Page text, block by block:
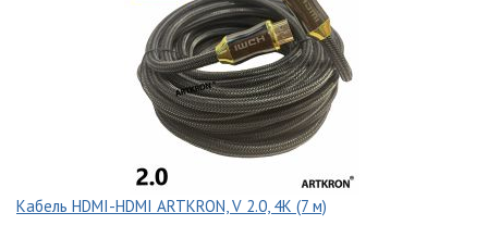
Кабель HDMI-HDMI ARTKRON, V 2.0, 4K (7 м)